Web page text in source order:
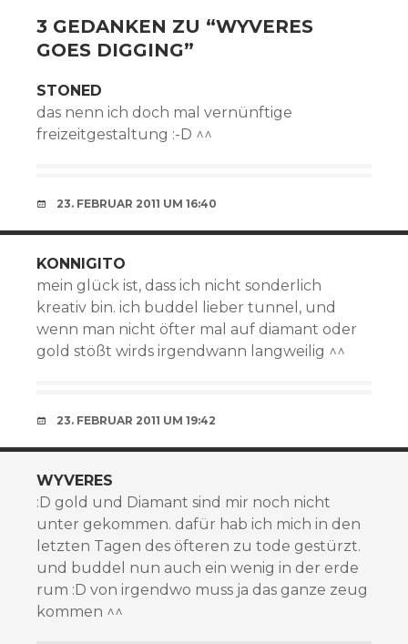
3 GEDANKEN ZU “WYVERES
GOES DIGGING”
STONED
das nenn ich doch mal vernünftige
freizeitgestaltung :-D ^^
23. FEBRUAR 2011 UM 16:40
KONNIGITO
mein glück ist, dass ich nicht sonderlich
kreativ bin. ich buddel lieber tunnel, und
wenn man nicht öfter mal auf diamant oder
gold stößt wirds irgendwann langweilig ^^
23. FEBRUAR 2011 UM 19:42
WYVERES
:D gold und Diamant sind mir noch nicht
unter gekommen. dafür hab ich mich in den
letzten Tagen des öfteren zu tode gestürzt.
und buddel nun auch ein wenig in der erde
rum :D von irgendwo muss ja das ganze zeug
kommen ^^